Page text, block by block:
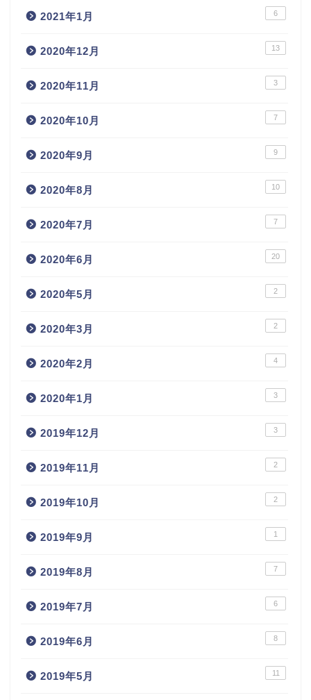
2021年1月 6
2020年12月 13
2020年11月 3
2020年10月 7
2020年9月 9
2020年8月 10
2020年7月 7
2020年6月 20
2020年5月 2
2020年3月 2
2020年2月 4
2020年1月 3
2019年12月 3
2019年11月 2
2019年10月 2
2019年9月 1
2019年8月 7
2019年7月 6
2019年6月 8
2019年5月 11